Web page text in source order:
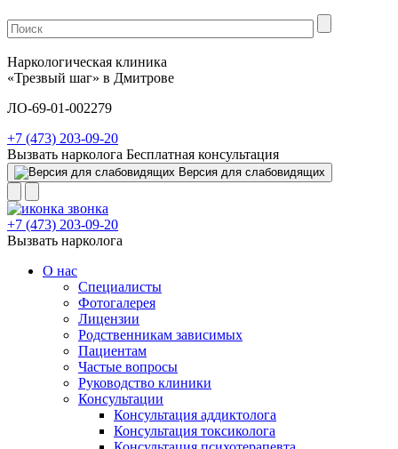
Наркологическая клиника
«Трезвый шаг» в Дмитрове
ЛО-69-01-002279
+7 (473) 203-09-20
Вызвать нарколога Бесплатная консультация
Версия для слабовидящих
+7 (473) 203-09-20
Вызвать нарколога
О нас
Специалисты
Фотогалерея
Лицензии
Родственникам зависимых
Пациентам
Частые вопросы
Руководство клиники
Консультации
Консультация аддиктолога
Консультация токсиколога